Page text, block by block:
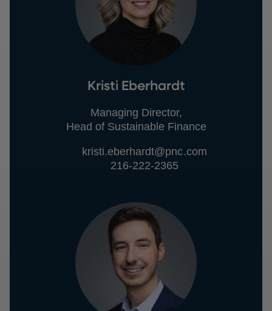
Kristi Eberhardt
Managing Director,
Head of Sustainable Finance
kristi.eberhardt@pnc.com
216-222-2365